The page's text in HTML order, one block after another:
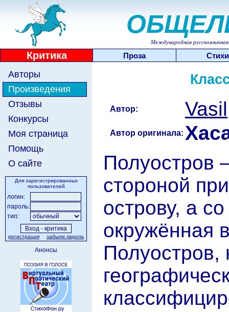
Международная
Критика Проза Стихи
Авторы
Произведения
Отзывы
Конкурсы
Моя страница
Помощь
О сайте
Для зарегистрированных
пользователей
логин:
пароль:
тип:
регистрация забыли пароль
Анонсы
Автор: Vasil
Автор оригинала:
Полуостров
стороной
острову, а
окружённая
Полуостров,